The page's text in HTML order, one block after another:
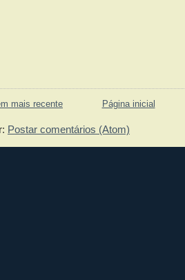
mais recente Página inicial
Postar comentários (Atom)